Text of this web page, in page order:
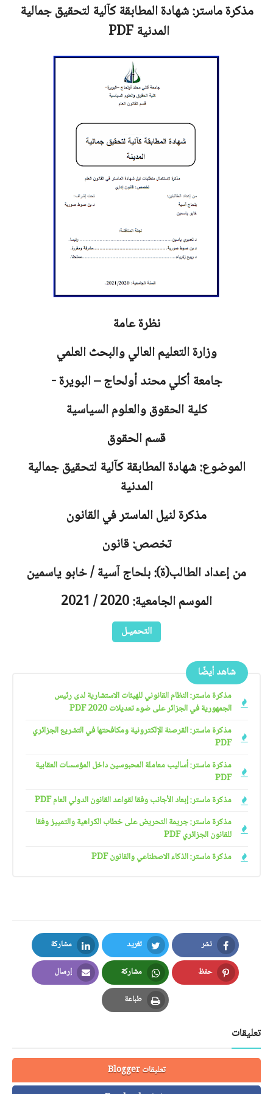
مذكرة ماستر:شهادة المطابقة كآلية لتحقيق جمالية
المدنية PDF
نظرة عامة
وزارة التعليم العالي والبحث العلمي
جامعةأكلي محند أولحاج – البويرة -
كلية الحقوق والعلوم السياسية
قسم الحقوق
الموضوع: شهادة المطابقة كآلية لتحقيق جمالية
المدنية
مذكرة لنيل الماستر في القانون
تخصص: قانون
من إعداد الطالب(ة): بلحاج آسية / خابو ياسمين
الموسم الجامعية: 2020 / 2021
التحميـل
شاهد أيضًا
مذكرة ماستر: النظام القانوني للهيئات الاستشارية لدى رئيس
الجمهورية في الجزائر على ضوء تعديلات 2020 PDF
مذكرة ماستر: القرصنة الإلكترونية ومكافحتها في التشريع الجزائري
PDF
مذكرة ماستر: أساليب معاملة المحبوسين داخل المؤسسات العقابية
PDF
مذكرة ماستر: إبعاد الأجانب وفقا لقواعد القانون الدولي العام PDF
مذكرة ماستر: جريمة التحريض على خطاب الكراهية والتمييز وفقا
للقانون الجزائري PDF
مذكرة ماستر: الذكاء الاصطناعي والقانون PDF
نشر
Facebook
تغريد
Twitter
مشاركة
LinkedIn
حفظ
Pinterest
مشاركة
Whatsapp
إرسال
Email
طباعة
Print
تعليقات
تعليقات Blogger